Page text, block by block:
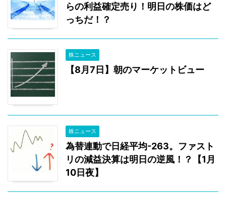
らの利益確定売り！明日の株価はど
っちだ！？
株ニュース
【8月7日】朝のマーケットビュー
株ニュース
為替連動で日経平均-263。ファスト
リの減益決算は明日の逆風！？【1月
10日夜】